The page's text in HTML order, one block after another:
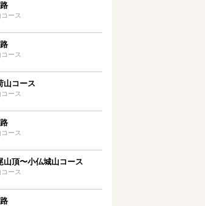
ース
ース
山コース
ース
ース
山頂〜小仏城山コース
ース